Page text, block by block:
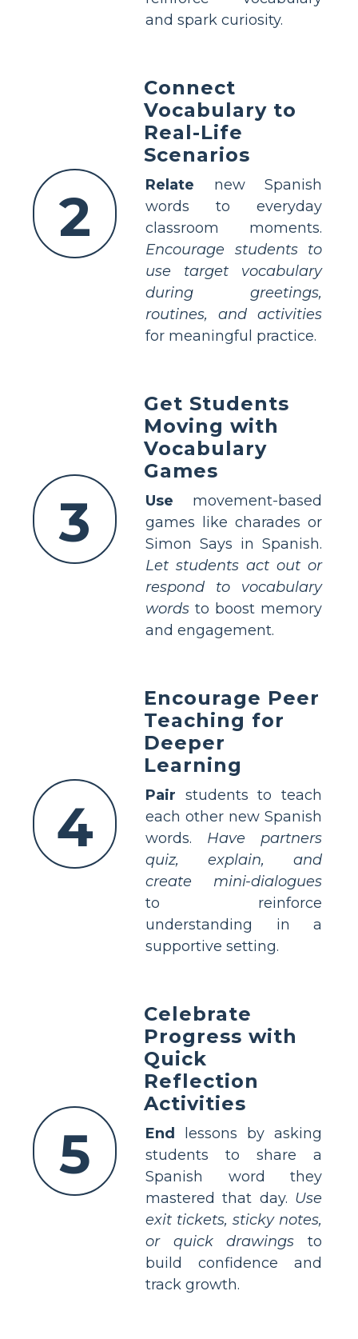
and spark curiosity.
2
Connect
Vocabulary to
Real-Life
Scenarios
Relate new Spanish
words to everyday
classroom moments.
Encourage students to
use target vocabulary
during greetings,
routines, and activities
for meaningful practice.
3
Get Students
Moving with
Vocabulary
Games
Use movement-based
games like charades or
Simon Says in Spanish.
Let students act out or
respond to vocabulary
words to boost memory
and engagement.
4
Encourage Peer
Teaching for
Deeper
Learning
Pair students to teach
each other new Spanish
words. Have partners
quiz, explain, and
create mini-dialogues
to reinforce
understanding in a
supportive setting.
5
Celebrate
Progress with
Quick
Reflection
Activities
End
lessons by asking
students to share a
Spanish word they
mastered that day. Use
exit tickets, sticky notes,
or quick drawings to
build confidence and
track growth.